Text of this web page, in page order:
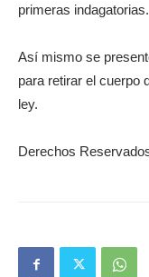
primeras indagatorias.
Así mismo se
para retirar el cuerpo
ley.
Derechos